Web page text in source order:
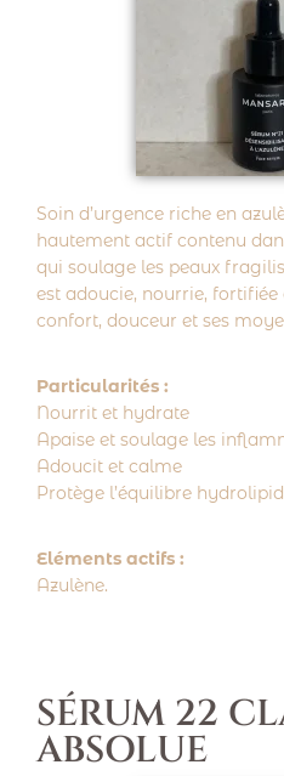
Soin d’urgence riche en
hautement actif contenu
qui soulage les peaux
est adoucie, nourrie,
confort, douceur et ses
Particularités :
Nourrit et hydrate
Apaise et soulage les
Adoucit et calme
Protège l’équilibre
Eléments actifs :
Azulène.
SÉRUM 22
ABSOLUE